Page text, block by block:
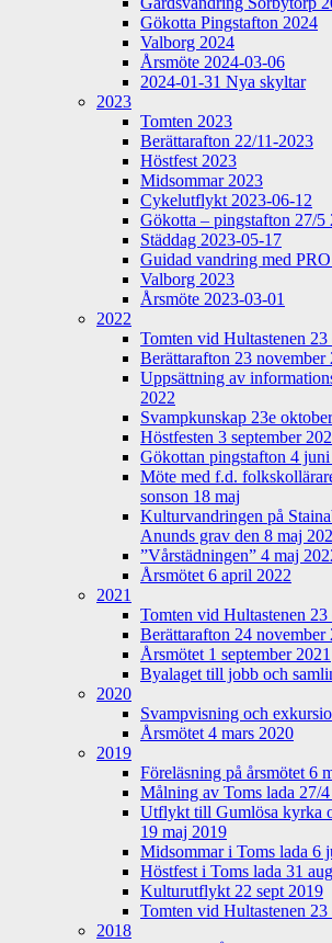
Gökotta Pingstafton 2024
Valborg 2024
Årsmöte 2024-03-06
2024-01-31 Nya skyltar
2023
Tomten 2023
Berättarafton 22/11-2023
Höstfest 2023
Midsommar 2023
Cykelutflykt 2023-06-12
Gökotta – pingstafton 27/5
Städdag 2023-05-17
Guidad vandring med
Valborg 2023
Årsmöte 2023-03-01
2022
Tomten vid Hultastenen 23
Berättarafton 23 november
Uppsättning av
2022
Svampkunskap 23e
Höstfesten 3 september
Gökottan pingstafton 4
Möte med f.d.
sonson 18 maj
Kulturvandringen på
Anunds grav den 8 maj
”Vårstädningen” 4 maj
Årsmötet 6 april 2022
2021
Tomten vid Hultastenen 23
Berättarafton 24 november
Årsmötet 1 september 2021
Byalaget till jobb och
2020
Svampvisning och
Årsmötet 4 mars 2020
2019
Föreläsning på årsmötet 6
Målning av Toms lada 27/
Utflykt till Gumlösa kyrka
19 maj 2019
Midsommar i Toms lada 6
Höstfest i Toms lada 31
Kulturutflykt 22 sept 2019
Tomten vid Hultastenen 23
2018